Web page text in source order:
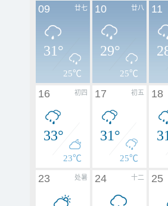
廿七
09
31°
25℃
廿八
10
29°
25℃
11
初四
16
33°
23℃
初五
17
31°
25℃
18
处暑
23 十二
24 25